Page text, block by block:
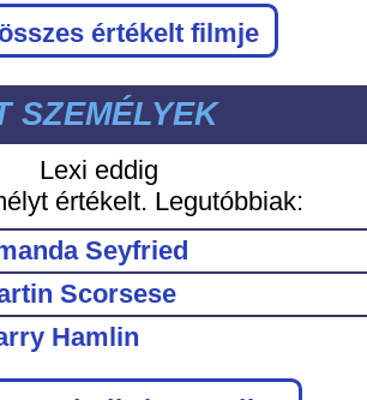
összes értékelt filmje
SZEMÉLYEK
Lexi eddig
értékelt. Legutóbbiak:
Seyfried
Scorsese
Hamlin